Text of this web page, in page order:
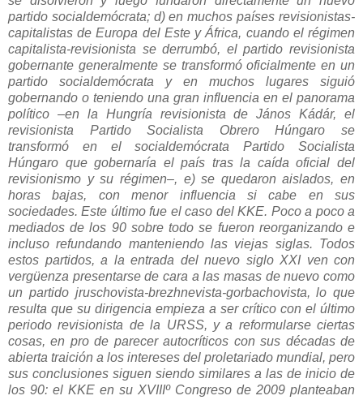
partido socialdemócrata; d) en muchos países revisionistas-
capitalistas de Europa del Este y África, cuando el régimen
capitalista-revisionista se derrumbó, el partido revisionista
gobernante generalmente se transformó oficialmente en un
partido socialdemócrata y en muchos lugares siguió
gobernando o teniendo una gran influencia en el panorama
político –en la Hungría revisionista de János Kádár, el
revisionista Partido Socialista Obrero Húngaro se
transformó en el socialdemócrata Partido Socialista
Húngaro que gobernaría el país tras la caída oficial del
revisionismo y su régimen–, e) se quedaron aislados, en
horas bajas, con menor influencia si cabe en sus
sociedades. Este último fue el caso del KKE. Poco a poco a
mediados de los 90 sobre todo se fueron reorganizando e
incluso refundando manteniendo las viejas siglas. Todos
estos partidos, a la entrada del nuevo siglo XXI ven con
vergüenza presentarse de cara a las masas de nuevo como
un partido jruschovista-brezhnevista-gorbachovista, lo que
resulta que su dirigencia empieza a ser crítico con el último
periodo revisionista de la URSS, y a reformularse ciertas
cosas, en pro de parecer autocríticos con sus décadas de
abierta traición a los intereses del proletariado mundial, pero
sus conclusiones siguen siendo similares a las de inicio de
los 90: el KKE en su XVIIIº Congreso de 2009 planteaban